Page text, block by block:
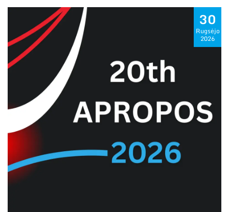
30
Rugsėjo
2026